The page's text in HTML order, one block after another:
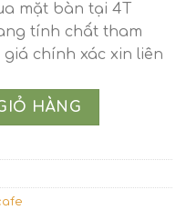
mặt bàn tại 4T
tính chất tham
chính xác xin liên
V đan 4 chân CB05 số
HÀNG